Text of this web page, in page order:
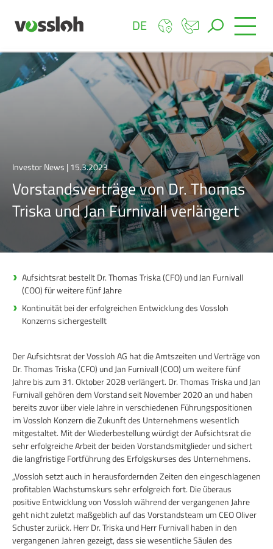
DE
Investor News | 15.3.2023
Vorstandsverträge von Dr. Thomas
Triska und Jan Furnivall verlängert
Aufsichtsrat bestellt Dr. Thomas Triska (CFO) und Jan Furnivall
(COO) für weitere fünf Jahre
Kontinuität bei der erfolgreichen Entwicklung des Vossloh
Konzerns sichergestellt
Der Aufsichtsrat der Vossloh AG hat die Amtszeiten und Verträge von
Dr. Thomas Triska (CFO) und Jan Furnivall (COO) um weitere fünf
Jahre bis zum 31. Oktober 2028 verlängert. Dr. Thomas Triska und Jan
Furnivall gehören dem Vorstand seit November 2020 an und haben
bereits zuvor über viele Jahre in verschiedenen Führungspositionen
im Vossloh Konzern die Zukunft des Unternehmens wesentlich
mitgestaltet. Mit der Wiederbestellung würdigt der Aufsichtsrat die
sehr erfolgreiche Arbeit der beiden Vorstandsmitglieder und sichert
die langfristige Fortführung des Erfolgskurses des Unternehmens.
„Vossloh setzt auch in herausfordernden Zeiten den eingeschlagenen
profitablen Wachstumskurs sehr erfolgreich fort. Die überaus
positive Entwicklung von Vossloh während der vergangenen Jahre
geht nicht zuletzt maßgeblich auf das Vorstandsteam um CEO Oliver
Schuster zurück. Herr Dr. Triska und Herr Furnivall haben in den
vergangenen Jahren gezeigt, dass sie wesentliche Säulen des